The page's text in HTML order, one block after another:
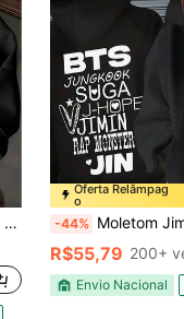
Oferta Relâmpag
o
-44% Moletom Jimin Jungkook Nomes Membros K-Pop
R$55,79 200+
Envio Nacional